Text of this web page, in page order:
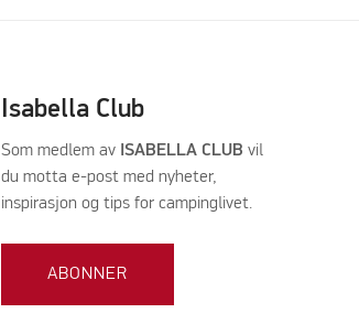
Isabella Club
Som medlem avISABELLA CLUB vil
du motta e-post med nyheter,
inspirasjon og tips for campinglivet.
ABONNER